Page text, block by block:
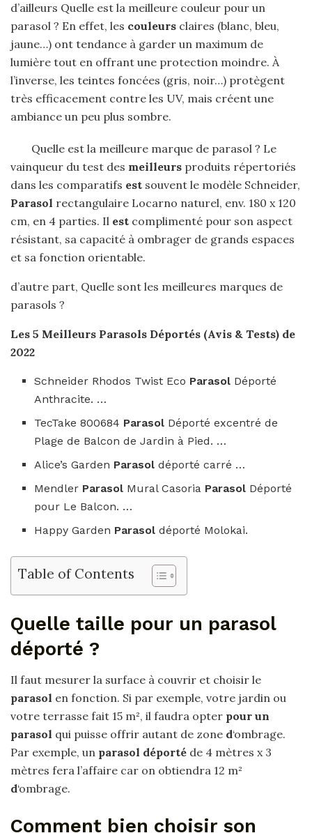
d’ailleurs Quelle est la meilleure couleur pour un
parasol ? En effet, les couleurs claires (blanc, bleu,
jaune…) ont tendance à garder un maximum de
lumière tout en offrant une protection moindre. À
l’inverse, les teintes foncées (gris, noir…) protègent
très efficacement contre les UV, mais créent une
ambiance un peu plus sombre.
Quelle est la meilleure marque de parasol ? Le
vainqueur du test des meilleurs produits répertoriés
dans les comparatifs est souvent le modèle Schneider,
Parasol rectangulaire Locarno naturel, env. 180 x 120
cm, en 4 parties. Il est complimenté pour son aspect
résistant, sa capacité à ombrager de grands espaces
et sa fonction orientable.
d’autre part, Quelle sont les meilleures marques de
parasols ?
Les 5 Meilleurs Parasols Déportés (Avis & Tests) de
2022
Schneider Rhodos Twist Eco Parasol Déporté
Anthracite. …
TecTake 800684 Parasol Déporté excentré de
Plage de Balcon de Jardin à Pied. …
Alice’s Garden Parasoldéporté carré …
Mendler Parasol Mural Casoria Parasol Déporté
pour Le Balcon. …
Happy Garden Parasoldéporté Molokai.
Table of Contents
Quelle taille pour un parasol
déporté ?
Il faut mesurer la surface à couvrir et choisir le
parasol en fonction. Si par exemple, votre jardin ou
votre terrasse fait 15 m², il faudra opter pour un
parasol qui puisse offrir autant de zone d‘ombrage.
Par exemple, un parasol déporté de 4 mètres x 3
mètres fera l’affaire car on obtiendra 12 m²
d‘ombrage.
Comment bien choisir son